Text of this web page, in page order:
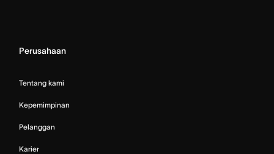
Perusahaan
Tentang kami
Kepemimpinan
Pelanggan
Karier